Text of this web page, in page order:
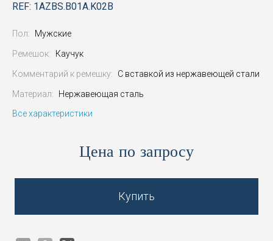
REF: 1AZBS.B01A.K02B
Пол: Мужские
Ремешок: Каучук
Комментарий к ремешку: С вставкой из нержавеющей стали
Материал:
Нержавеющая сталь
Все характеристики
Цена по запросу
Купить